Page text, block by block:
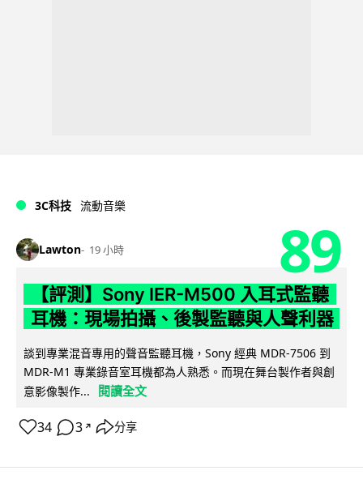
3C科技 流動音樂
Lawton 19 小時 89
【評測】Sony IER-M500 入耳式監聽
耳機：現場拍攝、後製監聽與人聲利器
談到專業混音專用的聲音監聽耳機，Sony 經典 MDR-7506 到
MDR-M1 專業錄音室耳機都為人熟悉。而現在舞台製作者與創
意影像製作...
閱讀全文
34 3 ↗ 分享